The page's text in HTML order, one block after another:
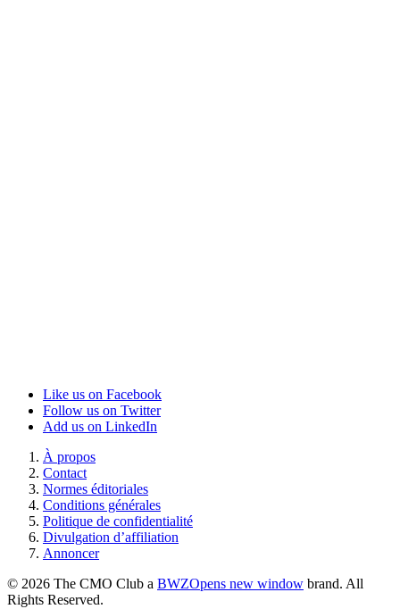
Like us on Facebook
Follow us on Twitter
Add us on LinkedIn
À propos
Contact
Normes éditoriales
Conditions générales
Politique de confidentialité
Divulgation d’affiliation
Annoncer
© 2026 The CMO Club a BWZOpens new window brand. All
Rights Reserved.